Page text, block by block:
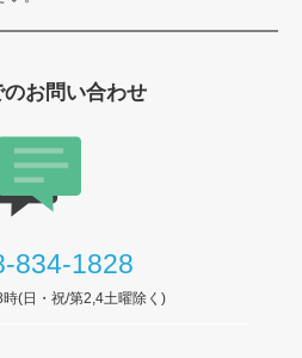
お問い合わせ
834-1828
(日・祝/第2,4土曜除く)